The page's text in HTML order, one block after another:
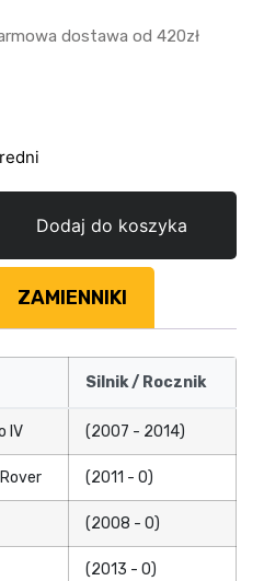
dostawa od 420zł
Dodaj do koszyka
ZAMIENNIKI
Silnik / Rocznik
IV (2007 - 2014)
(2011 - 0)
(2008 - 0)
(2013 - 0)